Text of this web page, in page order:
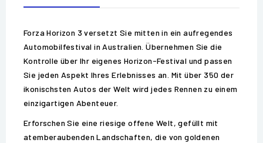
Forza Horizon 3 versetzt Sie mitten in ein aufregendes
Automobilfestival in Australien. Übernehmen Sie die
Kontrolle über Ihr eigenes Horizon-Festival und passen
Sie jeden Aspekt Ihres Erlebnisses an. Mit über 350 der
ikonischsten Autos der Welt wird jedes Rennen zu einem
einzigartigen Abenteuer.
Erforschen Sie eine riesige offene Welt, gefüllt mit
atemberaubenden Landschaften, die von goldenen